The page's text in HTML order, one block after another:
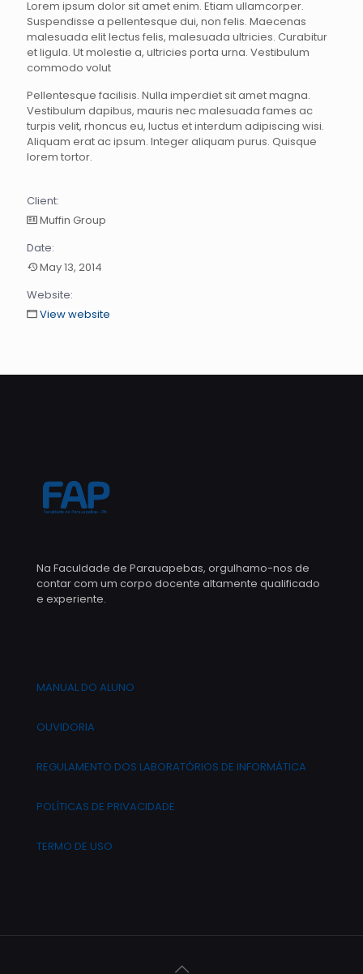
Lorem ipsum dolor sit amet enim. Etiam ullamcorper.
Suspendisse a pellentesque dui, non felis. Maecenas
malesuada elit lectus felis, malesuada ultricies. Curabitur
et ligula. Ut molestie a, ultricies porta urna. Vestibulum
commodo volut
Pellentesque facilisis. Nulla imperdiet sit amet magna.
Vestibulum dapibus, mauris nec malesuada fames ac
turpis velit, rhoncus eu, luctus et interdum adipiscing wisi.
Aliquam erat ac ipsum. Integer aliquam purus. Quisque
lorem tortor.
Client:
Muffin Group
Date:
May 13, 2014
Website:
View website
Na Faculdade de Parauapebas, orgulhamo-nos de
contar com um corpo docente altamente qualificado
e experiente.
MANUAL DO ALUNO
OUVIDORIA
REGULAMENTO DOS LABORATÓRIOS DE INFORMÁTICA
POLÍTICAS DE PRIVACIDADE
TERMO DE USO